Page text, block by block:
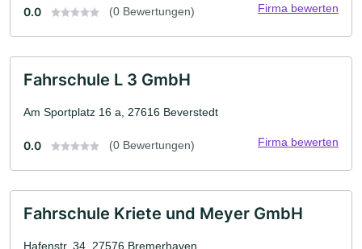
0.0 (0 Bewertungen) Firma bewerten
Fahrschule L 3 GmbH
Am Sportplatz 16 a, 27616 Beverstedt
0.0 (0 Bewertungen) Firma bewerten
Fahrschule Kriete und Meyer GmbH
Hafenstr. 34, 27576 Bremerhaven